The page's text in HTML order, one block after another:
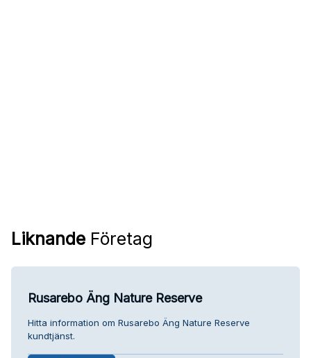
Liknande Företag
Rusarebo Äng Nature Reserve
Hitta information om Rusarebo Äng Nature Reserve
kundtjänst.